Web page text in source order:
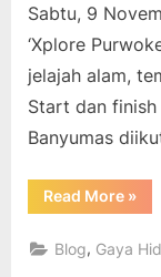
Sabtu, 9
‘Xplore
jelajah alam,
Start dan
Banyumas
Read More
–
»
Blog, Gaya